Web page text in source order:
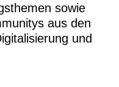
sowie
aus den
und